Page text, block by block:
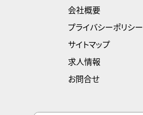
会社概要
プライバシーポリシー
サイトマップ
求人情報
お問合せ